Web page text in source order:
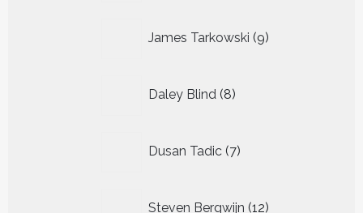
James Tarkowski 9
producten
Daley Blind 8
producten
Dusan Tadic 7
producten
Steven Bergwijn 12